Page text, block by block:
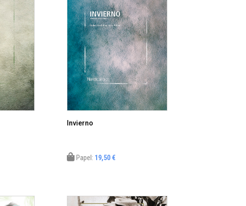
Invierno
Papel: 19,50 €